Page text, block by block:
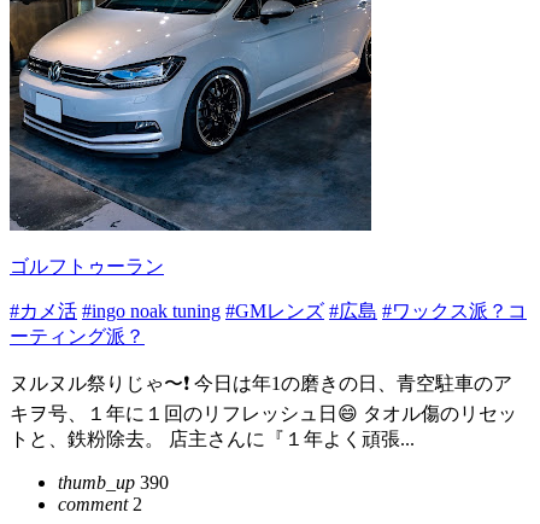
ゴルフトゥーラン
#カメ活 #ingo noak tuning #GMレンズ #広島 #ワックス派？コ
ーティング派？
ヌルヌル祭りじゃ〜❗️ 今日は年1の磨きの日、青空駐車のア
キヲ号、１年に１回のリフレッシュ日😄 タオル傷のリセッ
トと、鉄粉除去。 店主さんに『１年よく頑張...
thumb_up 390
comment2